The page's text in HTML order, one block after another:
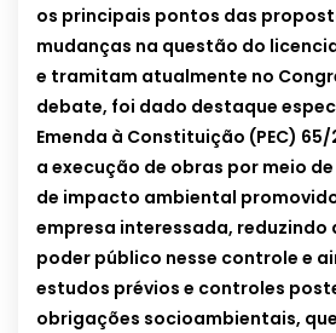
os principais pontos das
mudanças na questão do
e tramitam atualmente no
debate, foi dado destaque
Emenda à Constituição (PEC)
a execução de obras por meio
de impacto ambiental
empresa interessada,
poder público nesse controle e
estudos prévios e controles
obrigações socioambientais,